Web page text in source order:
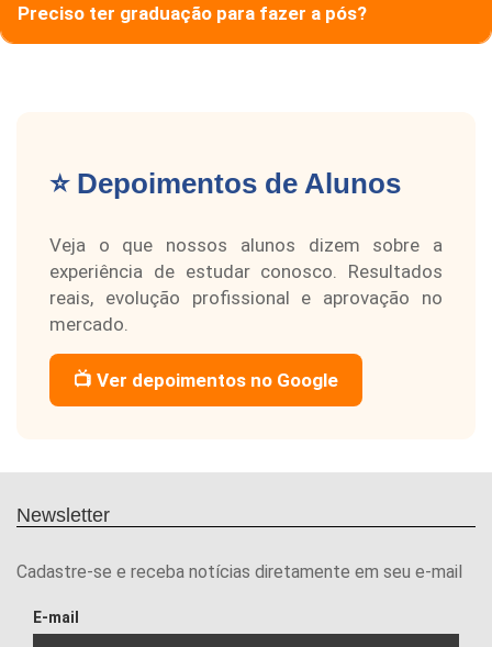
Preciso ter graduação para fazer a pós?
⭐ Depoimentos de Alunos
Veja o que nossos alunos dizem sobre a
experiência de estudar conosco. Resultados
reais, evolução profissional e aprovação no
mercado.
📺 Ver depoimentos no Google
Newsletter
Cadastre-se e receba notícias diretamente em seu e-mail
E-mail